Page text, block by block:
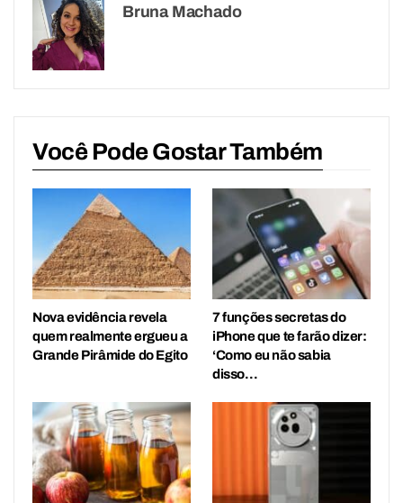
Bruna Machado
Você Pode Gostar Também
Nova evidência revela
quem realmente ergueu a
Grande Pirâmide do Egito
7 funções secretas do
iPhone que te farão dizer:
‘Como eu não sabia
disso…